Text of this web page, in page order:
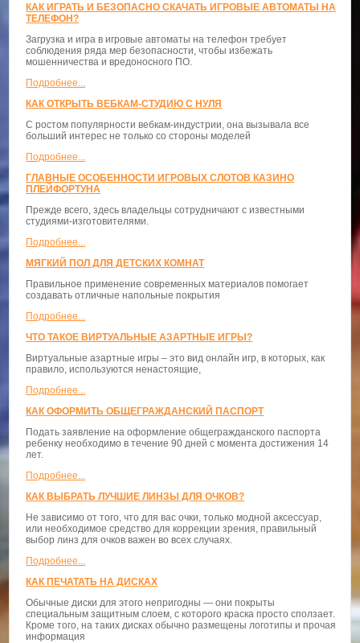
КАК ИГРАТЬ И БЕЗОПАСНО СКАЧАТЬ ИГРОВЫЕ АВТОМАТЫ НА
ТЕЛЕФОН?
Загрузка и игра в игровые автоматы на телефон требует
соблюдения ряда мер безопасности, чтобы избежать
мошенничества и вредоносного ПО.
Подробнее...
КАК ОТКРЫТЬ ВЕБКАМ-СТУДИЮ С НУЛЯ
С ростом популярности вебкам-индустрии, она вызывала все
больший интерес не только со стороны моделей
Подробнее...
ГЛАВНЫЕ ОСОБЕННОСТИ ИГРОВЫХ СЛОТОВ КАЗИНО
ПЛЕЙФОРТУНА
Прежде всего, здесь владельцы сотрудничают с известными
студиями-изготовителями.
Подробнее...
МЯГКИЙ ПОЛ ДЛЯ ДЕТСКИХ КОМНАТ
Правильное применение современных материалов помогает
создавать отличные напольные покрытия
Подробнее...
ЧТО ТАКОЕ ВИРТУАЛЬНЫЕ АЗАРТНЫЕ ИГРЫ?
Виртуальные азартные игры – это вид онлайн игр, в которых, как
правило, используются ненастоящие,
Подробнее...
КАК ОФОРМИТЬ ОБЩЕГРАЖДАНСКИЙ ПАСПОРТ
Подать заявление на оформление общегражданского паспорта
ребенку необходимо в течение 90 дней с момента достижения 14
лет.
Подробнее...
КАК ВЫБРАТЬ ЛУЧШИЕ ЛИНЗЫ ДЛЯ ОЧКОВ?
Не зависимо от того, что для вас очки, только модной аксессуар,
или необходимое средство для коррекции зрения, правильный
выбор линз для очков важен во всех случаях.
Подробнее...
КАК ПЕЧАТАТЬ НА ДИСКАХ
Обычные диски для этого непригодны — они покрыты
специальным защитным слоем, с которого краска просто сползает.
Кроме того, на таких дисках обычно размещены логотипы и прочая
информация